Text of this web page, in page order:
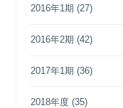
2016年1期 (27)
2016年2期 (42)
2017年1期 (36)
2018年度 (35)